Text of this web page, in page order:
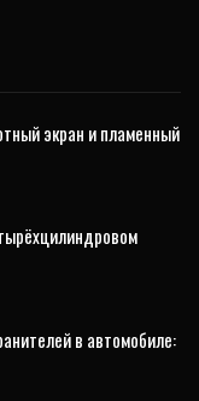
экран и пламенный
в автомобиле: